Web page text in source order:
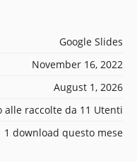
Google Slides
November 16, 2022
August 1, 2026
alle raccolte da 11 Utenti
1 download questo mese